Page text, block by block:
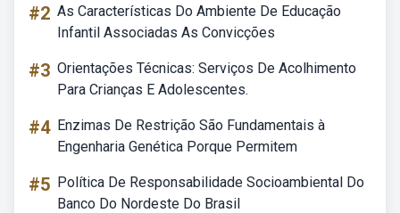
#2 As Características Do Ambiente De Educação
Infantil Associadas As Convicções
#3 Orientações Técnicas: Serviços De Acolhimento
Para Crianças E Adolescentes.
#4 Enzimas De Restrição São Fundamentais à
Engenharia Genética Porque Permitem
#5 Política De Responsabilidade Socioambiental Do
Banco Do Nordeste Do Brasil